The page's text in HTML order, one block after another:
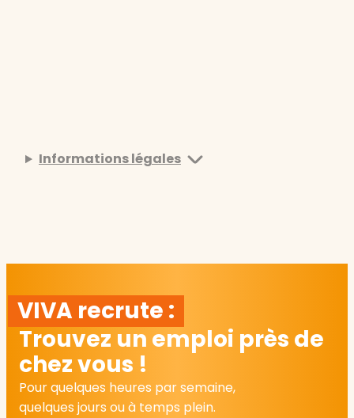
Informations légales
VIVA recrute :
Trouvez un emploi près de
chez vous !
Pour quelques heures par semaine,
quelques jours ou à temps plein.